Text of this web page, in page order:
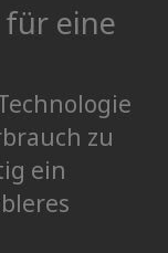
für eine
zu
ein